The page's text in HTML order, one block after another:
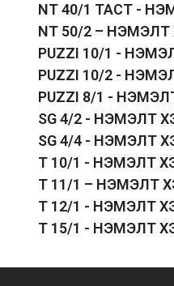
NT 40/1 TACT -
NT 50/2 –
PUZZI 10/1 -
PUZZI 10/2 -
PUZZI 8/1 -
SG 4/2 - НЭМЭЛТ
SG 4/4 - НЭМЭЛТ
T 10/1 - НЭМЭЛТ
T 11/1 – НЭМЭЛТ
T 12/1 - НЭМЭЛТ
T 15/1 - НЭМЭЛТ